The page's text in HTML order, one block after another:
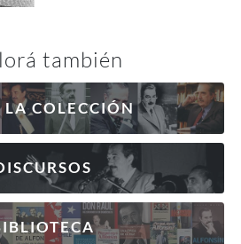
también
LA COLECCIÓN